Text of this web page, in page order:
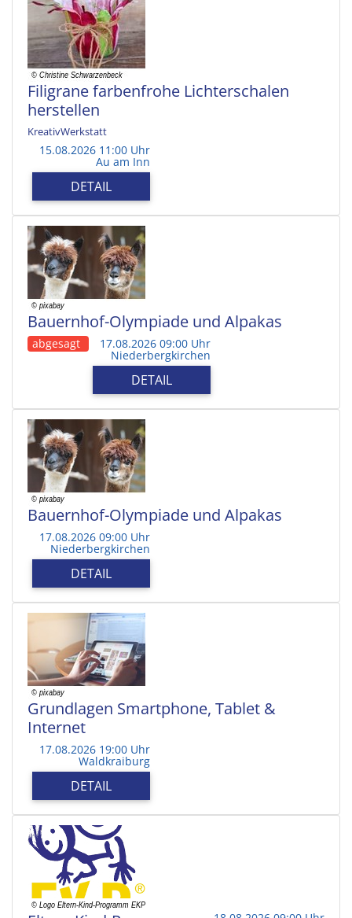
Filigrane farbenfrohe Lichterschalen
herstellen
KreativWerkstatt
15.08.2026 11:00 Uhr
Au am Inn
DETAIL
Bauernhof-Olympiade und Alpakas
abgesagt 17.08.2026 09:00 Uhr
Niederbergkirchen
DETAIL
Bauernhof-Olympiade und Alpakas
17.08.2026 09:00 Uhr
Niederbergkirchen
DETAIL
Grundlagen Smartphone, Tablet &
Internet
17.08.2026 19:00 Uhr
Waldkraiburg
DETAIL